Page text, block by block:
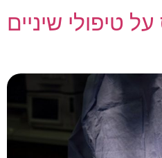
טיפולי שיניים